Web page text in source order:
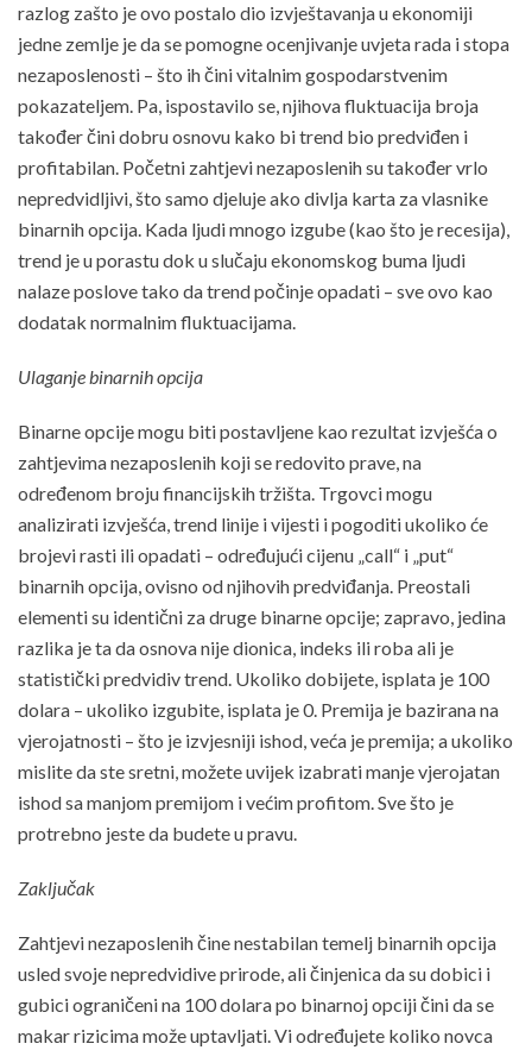
razlog zašto je ovo postalo dio izvještavanja u ekonomiji
jedne zemlje je da se pomogne ocenjivanje uvjeta rada i stopa
nezaposlenosti – što ih čini vitalnim gospodarstvenim
pokazateljem. Pa, ispostavilo se, njihova fluktuacija broja
također čini dobru osnovu kako bi trend bio predviđen i
profitabilan. Početni zahtjevi nezaposlenih su također vrlo
nepredvidljivi, što samo djeluje ako divlja karta za vlasnike
binarnih opcija. Kada ljudi mnogo izgube (kao što je recesija),
trend je u porastu dok u slučaju ekonomskog buma ljudi
nalaze poslove tako da trend počinje opadati – sve ovo kao
dodatak normalnim fluktuacijama.
Ulaganje binarnih opcija
Binarne opcije mogu biti postavljene kao rezultat izvješća o
zahtjevima nezaposlenih koji se redovito prave, na
određenom broju financijskih tržišta. Trgovci mogu
analizirati izvješća, trend linije i vijesti i pogoditi ukoliko će
brojevi rasti ili opadati – određujući cijenu „call“ i „put“
binarnih opcija, ovisno od njihovih predviđanja. Preostali
elementi su identični za druge binarne opcije; zapravo, jedina
razlika je ta da osnova nije dionica, indeks ili roba ali je
statistički predvidiv trend. Ukoliko dobijete, isplata je 100
dolara – ukoliko izgubite, isplata je 0. Premija je bazirana na
vjerojatnosti – što je izvjesniji ishod, veća je premija; a ukoliko
mislite da ste sretni, možete uvijek izabrati manje vjerojatan
ishod sa manjom premijom i većim profitom. Sve što je
protrebno jeste da budete u pravu.
Zaključak
Zahtjevi nezaposlenih čine nestabilan temelj binarnih opcija
usled svoje nepredvidive prirode, ali činjenica da su dobici i
gubici ograničeni na 100 dolara po binarnoj opciji čini da se
makar rizicima može uptavljati. Vi određujete koliko novca